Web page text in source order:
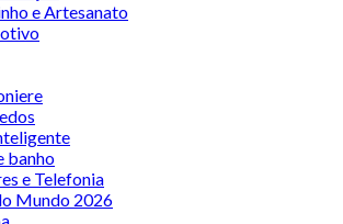
e Artesanato
banho
e Telefonia
Mundo 2026